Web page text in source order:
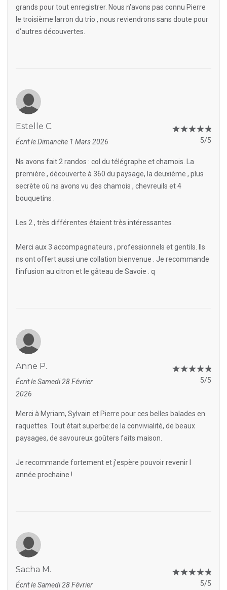
grands pour tout enregistrer. Nous n'avons pas connu Pierre
le troisième larron du trio , nous reviendrons sans doute pour
d'autres découvertes.
Estelle C.
Écrit le Dimanche 1 Mars 2026 5/5
Ns avons fait 2 randos : col du télégraphe et chamois. La
première , découverte à 360 du paysage, la deuxième , plus
secrète où ns avons vu des chamois , chevreuils et 4
bouquetins .
Les 2 , très différentes étaient très intéressantes .
Merci aux 3 accompagnateurs , professionnels et gentils. Ils
ns ont offert aussi une collation bienvenue . Je recommande
l’infusion au citron et le gâteau de Savoie . q
Anne P.
Écrit le Samedi 28 Février
2026
5/5
Merci à Myriam, Sylvain et Pierre pour ces belles balades en
raquettes. Tout était superbe:de la convivialité, de beaux
paysages, de savoureux goûters faits maison.
Je recommande fortement et j'espère pouvoir revenir l
année prochaine !
Sacha M.
Écrit le Samedi 28 Février 5/5